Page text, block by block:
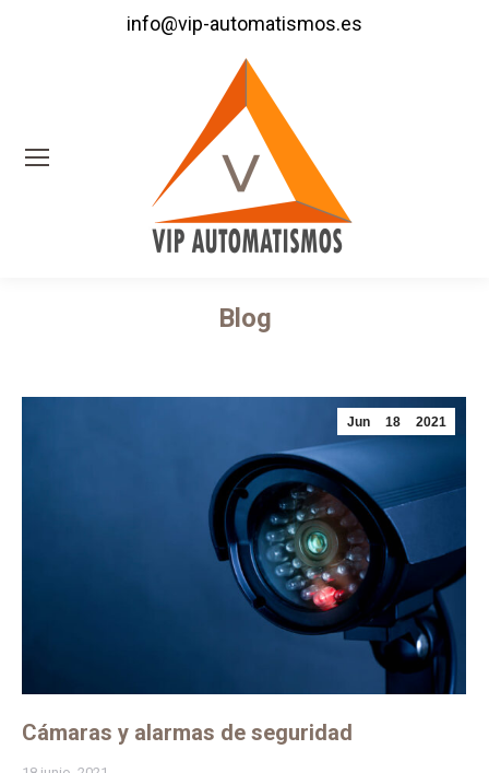
info@vip-automatismos.es
Blog
Jun 18 2021
Cámaras y alarmas de seguridad